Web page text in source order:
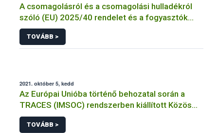
A csomagolásról és a csomagolási hulladékról
szóló (EU) 2025/40 rendelet és a fogyasztók
élelmiszerekkel kapcsolatos tájékoztatásáról
szóló 1169/2011/EU rendelet jelölési
kötelezettségeinek összehangolásáról szóló
TOVÁBB >
2021. október 5, kedd
Az Európai Unióba történő behozatal során a
TRACES (IMSOC) rendszerben kiállított Közös
Egészségügyi Beléptetési Okmány: KEBO-D
(angolul: CHEDD) használata
TOVÁBB >